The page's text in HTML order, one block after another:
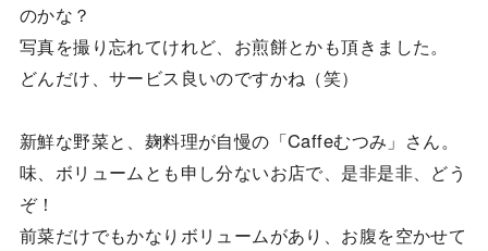
のかな？
写真を撮り忘れてけれど、お煎餅とかも頂きました。
どんだけ、サービス良いのですかね（笑）
新鮮な野菜と、麹料理が自慢の「Caffeむつみ」さん。
味、ボリュームとも申し分ないお店で、是非是非、どう
ぞ！
前菜だけでもかなりボリュームがあり、お腹を空かせて